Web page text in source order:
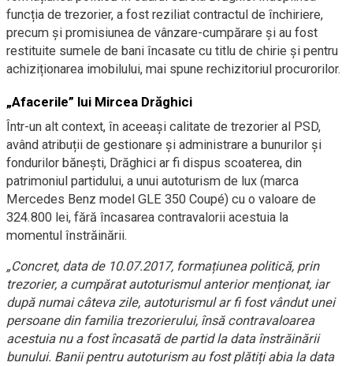
funcția de trezorier, a fost reziliat contractul de închiriere,
precum și promisiunea de vânzare-cumpărare și au fost
restituite sumele de bani încasate cu titlu de chirie și pentru
achiziționarea imobilului, mai spune rechizitoriul procurorilor.
„Afacerile” lui Mircea Drăghici
Într-un alt context, în aceeași calitate de trezorier al PSD,
având atribuții de gestionare și administrare a bunurilor și
fondurilor bănești, Drăghici ar fi dispus scoaterea, din
patrimoniul partidului, a unui autoturism de lux (marca
Mercedes Benz model GLE 350 Coupé) cu o valoare de
324.800 lei, fără încasarea contravalorii acestuia la
momentul înstrăinării.
„Concret, data de 10.07.2017, formațiunea politică, prin
trezorier, a cumpărat autoturismul anterior menționat, iar
după numai câteva zile, autoturismul ar fi fost vândut unei
persoane din familia trezorierului, însă contravaloarea
acestuia nu a fost încasată de partid la data înstrăinării
bunului. Banii pentru autoturism au fost plătiți abia la data